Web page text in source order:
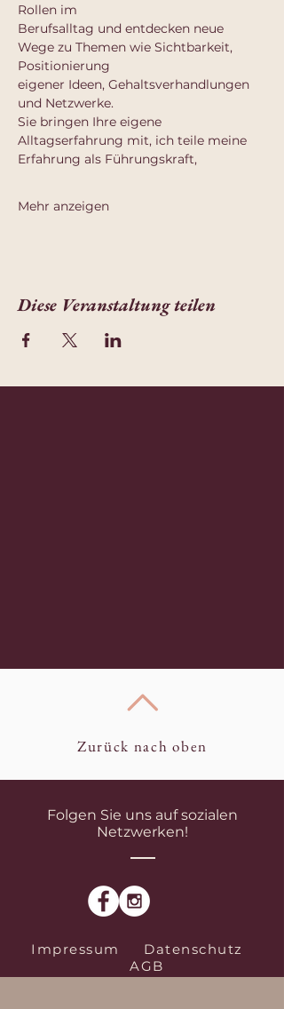
Rollen im
Berufsalltag und entdecken neue
Wege zu Themen wie Sichtbarkeit,
Positionierung
eigener Ideen, Gehaltsverhandlungen
und Netzwerke.
Sie bringen Ihre eigene
Alltagserfahrung mit, ich teile meine
Erfahrung als Führungskraft,
Mehr anzeigen
Diese Veranstaltung teilen
Zurück nach oben
Folgen Sie uns auf sozialen
Netzwerken!
Impressum
Datenschutz
AGB